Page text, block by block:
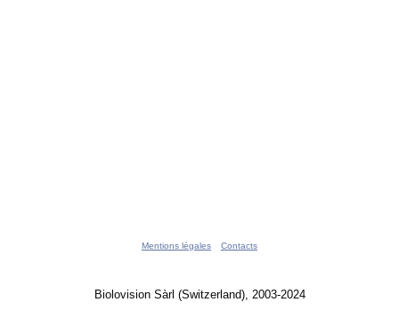
Mentions légales Contacts
Biolovision Sàrl (Switzerland), 2003-2024